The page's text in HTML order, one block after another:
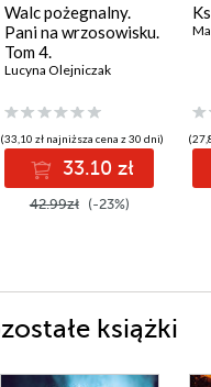
Walc pożegnalny.
Pani na wrzosowisku.
Tom 4.
Lucyna Olejniczak
(33,10 zł najniższa cena z 30 dni)
33.10 zł
42.99zł (-23%)
książki